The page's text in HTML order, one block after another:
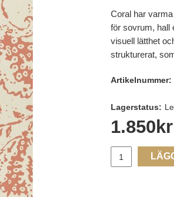
Coral har
för sovrum, hall
visuell lätthet
strukturerat,
Artikelnummer:
Lagerstatus:
1.850 kr